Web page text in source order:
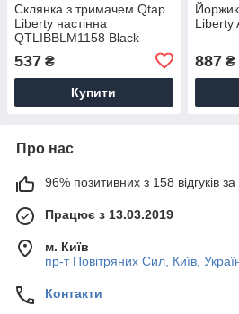
Склянка з тримачем Qtap
Liberty настінна
QTLIBBLM1158 Black
537 ₴
Купити
Liberty
887₴
Про нас
96% позитивних з 158 відгуків за
Працює з 13.03.2019
м. Київ
пр-т Повiтряних Сил, Київ,
Контакти